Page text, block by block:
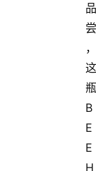
品
尝
，
这
瓶
B
E
E
H